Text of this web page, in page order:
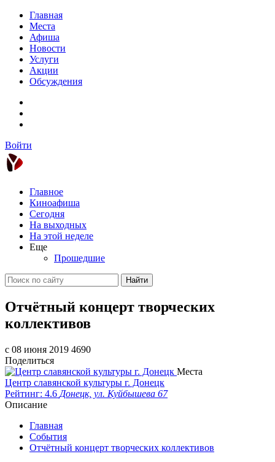
Главная
Места
Афиша
Новости
Услуги
Акции
Обсуждения
Войти
Главное
Киноафиша
Сегодня
На выходных
На этой неделе
Еще
Прошедшие
Найти
Отчётный концерт творческих
коллективов
c 08 июня 2019 4690
Поделиться
Места
Центр славянской культуры г. Донецк
Рейтинг: 4.6 Донецк, ул. Куйбышева 67
Описание
Главная
События
Отчётный концерт творческих коллективов